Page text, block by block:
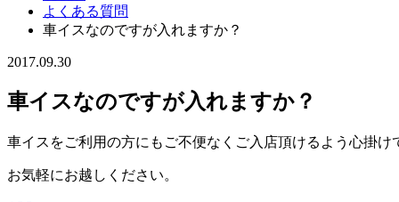
よくある質問
車イスなのですが入れますか？
2017.09.30
車イスなのですが入れますか？
車イスをご利用の方にもご不便なくご入店頂けるよう心掛け
お気軽にお越しください。